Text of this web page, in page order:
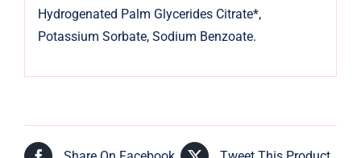
Hydrogenated Palm Glycerides Citrate*,
Potassium Sorbate, Sodium Benzoate.